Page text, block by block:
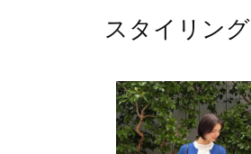
スタイリング